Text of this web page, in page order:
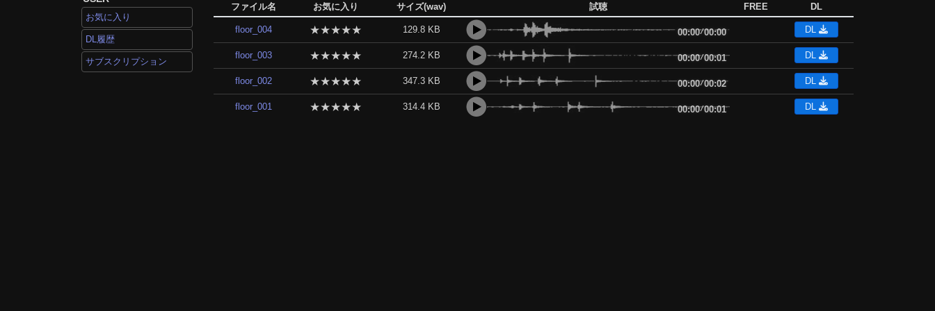
お気に入り
DL履歴
サブスクリプション
ファイル名 お気に入り サイズ(wav) 試聴 FREE DL
floor_004 ★★★★★ 129.8 KB 00:00/00:00 DL
floor_003 ★★★★★ 274.2 KB 00:00/00:01 DL
floor_002 ★★★★★ 347.3 KB 00:00/00:02 DL
floor_001 ★★★★★ 314.4 KB 00:00/00:01 DL